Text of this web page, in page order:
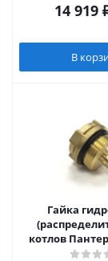
14 919
В
Гайка
котлов
Тигр